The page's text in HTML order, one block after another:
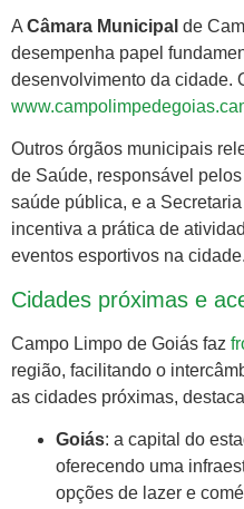
A Câmara Municipal de
desempenha papel
desenvolvimento da cidade.
Outros órgãos municipais
de Saúde, responsável
saúde pública, e a
incentiva a prática de
eventos esportivos na cidade.
Cidades próximas e
Campo Limpo de Goiás faz
região, facilitando o
as cidades próximas,
Goiás: a capital do
oferecendo uma
opções de lazer e